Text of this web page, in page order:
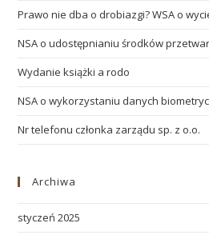
Prawo nie dba o drobiazgi? WSA o
NSA o udostępnianiu środków
Wydanie książki a rodo
NSA o wykorzystaniu danych
Nr telefonu członka zarządu sp. z o.o.
Archiwa
styczeń 2025